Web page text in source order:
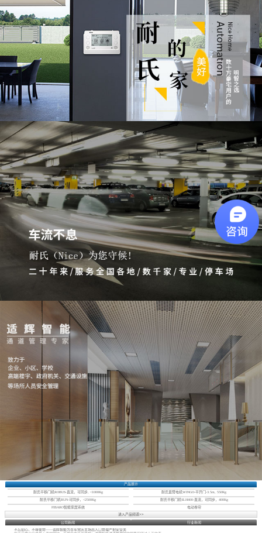
产品展示
耐氏平移门机ROBUS-直流，可同步, <1000Kg 耐氏直臂电机WINGO-平开门-3.5m, 550Kg
耐氏平移门机RUN-可同步，<2500Kg 耐氏平移门机SLH400-直流，可同步，400Kg
FIBARO智能家居系统
电动卷帘
进入产品频道>>
公司新闻
行业新闻
不忘初心，不辱使命——适辉智能为百年党庆主场出入口管理严把安全关